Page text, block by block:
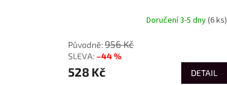
Doručení 3-5 dny(6 ks)
956 Kč
–44 %
528 Kč DETAIL